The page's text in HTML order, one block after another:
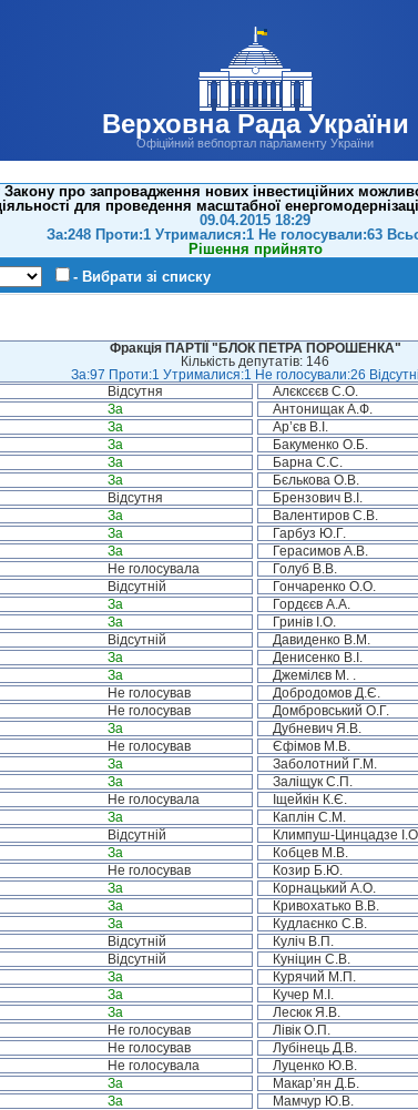
Верховна Рада України
Офіційний вебпортал парламенту України
про запровадження нових інвестиційних
для проведення масштабної
09.04.2015 18:29
За:248 Проти:1 Утрималися:1 Не голосували:63
Рішення прийнято
- Вибрати зі списку
Фракція ПАРТІЇ "БЛОК ПЕТРА ПОРОШЕНКА"
Кількість депутатів: 146
За:97 Проти:1 Утрималися:1 Не голосували:26
Відсутня Алєксєєв С.О.
За Антонищак А.Ф.
За Ар’єв В.І.
За Бакуменко О.Б.
За Барна С.С.
За Бєлькова О.В.
Відсутня Брензович В.І.
За Валентиров С.В.
За Гарбуз Ю.Г.
За Герасимов А.В.
Не голосувала Голуб В.В.
Відсутній Гончаренко О.О.
За Гордєєв А.А.
За Гринів І.О.
Відсутній Давиденко В.М.
За Денисенко В.І.
За Джемілєв М. .
Не голосував Добродомов Д.Є.
Не голосував Домбровський О.Г.
За Дубневич Я.В.
Не голосував Єфімов М.В.
За Заболотний Г.М.
За Заліщук С.П.
Не голосувала Іщейкін К.Є.
За Каплін С.М.
Відсутній Климпуш-Цинцадзе
За Кобцев М.В.
Не голосував Козир Б.Ю.
За Корнацький А.О.
За Кривохатько В.В.
За Кудлаєнко С.В.
Відсутній Куліч В.П.
Відсутній Куніцин С.В.
За Курячий М.П.
За Кучер М.І.
За Лесюк Я.В.
Не голосував Лівік О.П.
Не голосував Лубінець Д.В.
Не голосувала Луценко Ю.В.
За Макар’ян Д.Б.
За Мамчур Ю.В.